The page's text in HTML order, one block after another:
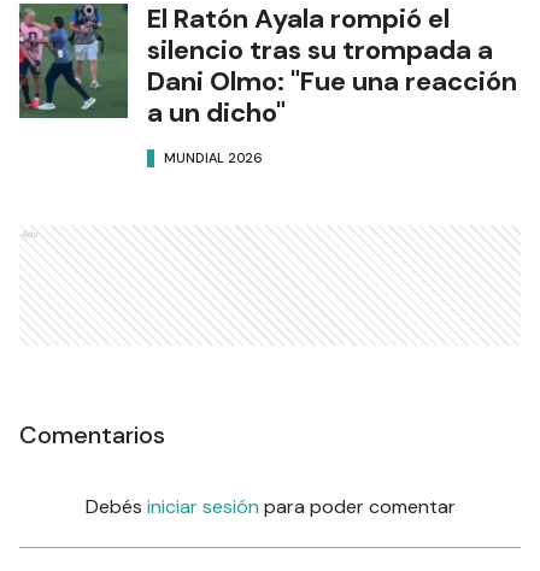
El Ratón Ayala rompió el
silencio tras su trompada a
Dani Olmo: "Fue una reacción
a un dicho"
MUNDIAL 2026
Ads
Comentarios
Debés iniciar sesión para poder comentar